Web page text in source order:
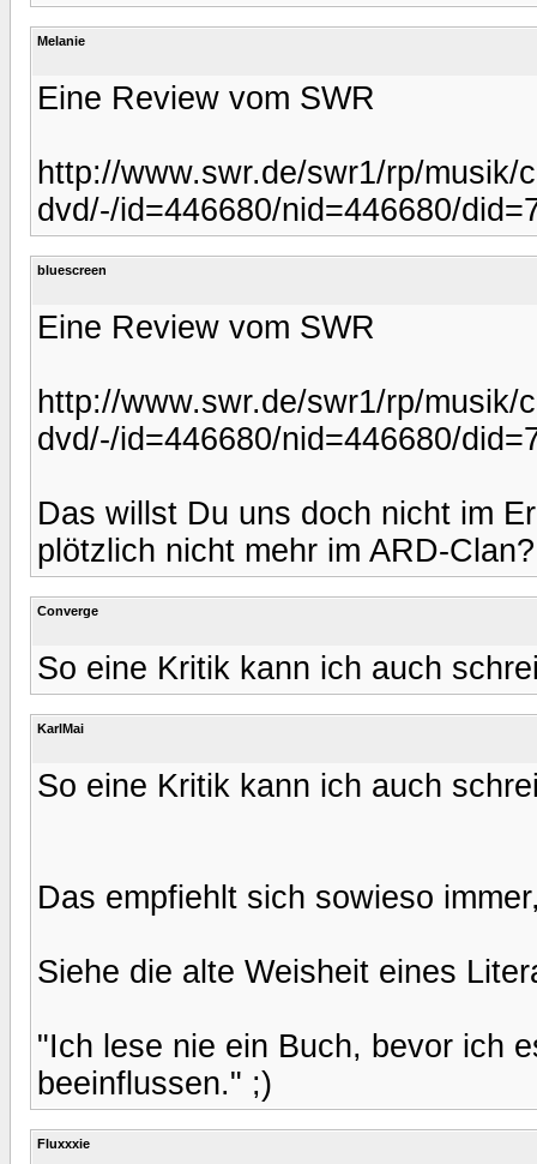
Melanie
Eine Review vom SWR
http://www.swr.de/swr1/rp/musik/
dvd/-/id=446680/nid=446680/
bluescreen
Eine Review vom SWR
http://www.swr.de/swr1/rp/musik/
dvd/-/id=446680/nid=446680/
Das willst Du uns doch nicht im
plötzlich nicht mehr im ARD-
Converge
So eine Kritik kann ich auch
KarlMai
So eine Kritik kann ich auch
Das empfiehlt sich sowieso
Siehe die alte Weisheit eines
"Ich lese nie ein Buch, bevor ich
beeinflussen." ;)
Fluxxxie